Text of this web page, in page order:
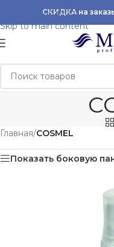
Skip to navigation
Skip to main content
СКИДКА на
Главная/COSMEL
Показать боковую